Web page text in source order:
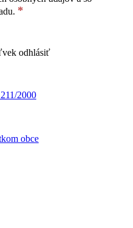
*
odhlásiť
2000
obce